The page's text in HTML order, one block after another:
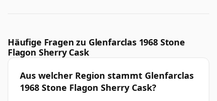
Häufige Fragen zu Glenfarclas 1968 Stone
Flagon Sherry Cask
Aus welcher Region stammt Glenfarclas
1968 Stone Flagon Sherry Cask?